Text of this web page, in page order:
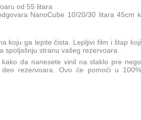
od 55 litara
NanoCube 10/20/30 litara 45cm k
koju ga lepite čista. Lepljivi film i štap koji
spoljašnju stranu vašeg rezervoara.
da nanesete vinil na staklo pre nego
rezervoara. Ovo će pomoći u 100%